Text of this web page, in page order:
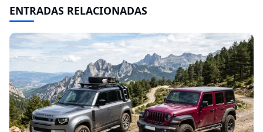
ENTRADAS RELACIONADAS